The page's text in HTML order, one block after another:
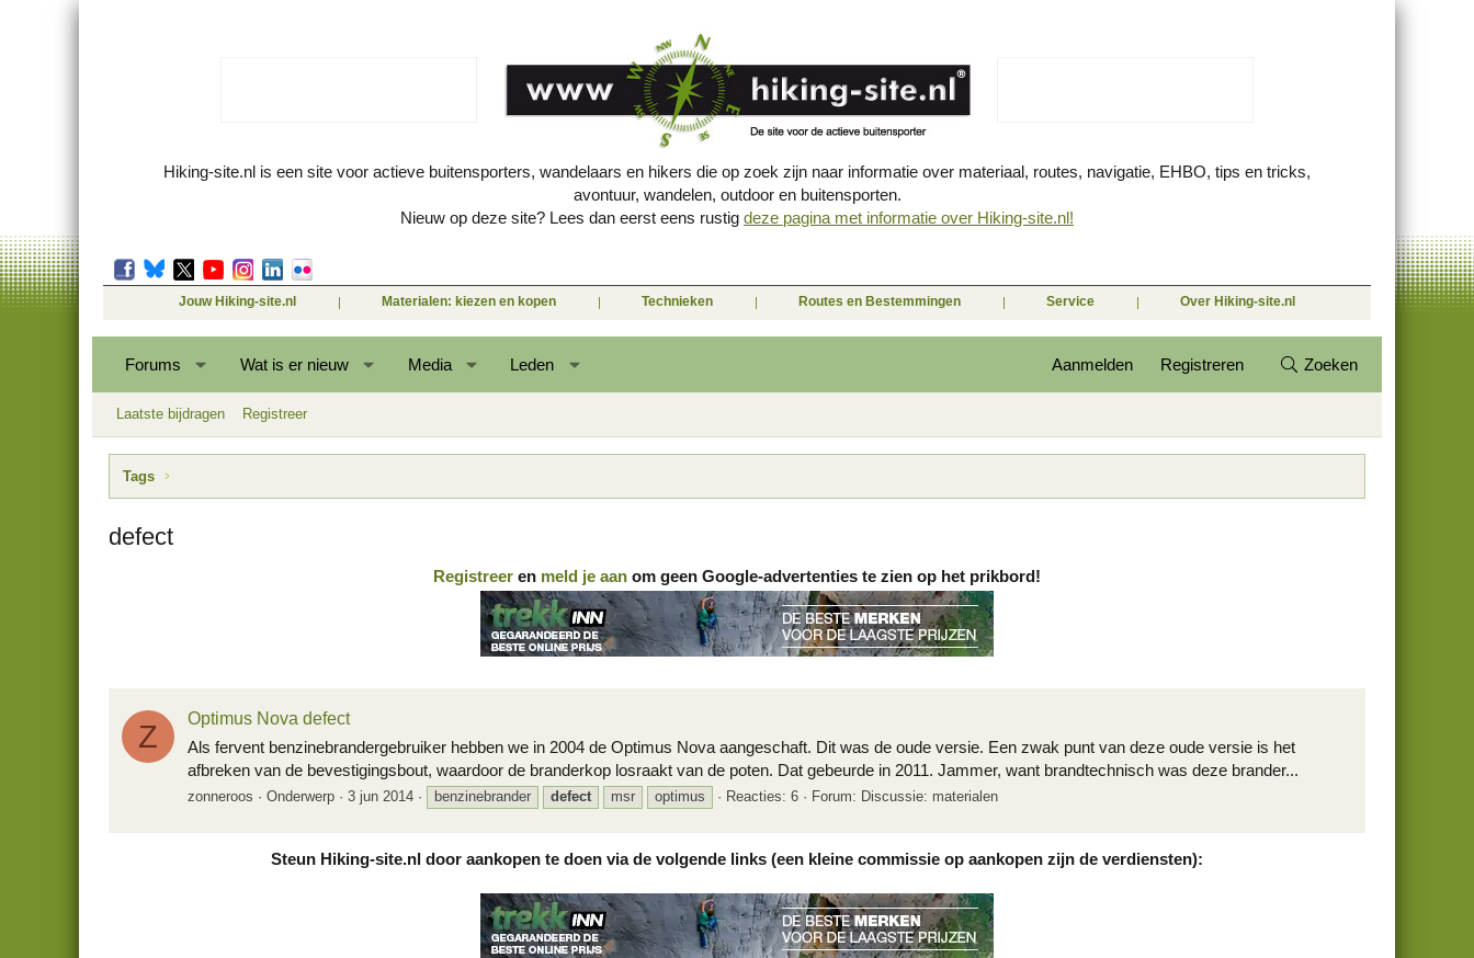
Hiking-site.nl is een site voor actieve buitensporters, wandelaars en hikers die op zoek zijn naar informatie over materiaal, routes, navigatie, EHBO, tips en tricks,
avontuur, wandelen, outdoor en buitensporten.
Nieuw op deze site? Lees dan eerst eens rustig deze pagina met informatie over Hiking-site.nl!
Jouw Hiking-site.nl Materialen: kiezen en kopen Technieken Routes en Bestemmingen Service Over Hiking-site.nl
Forums Wat is er nieuw Media Leden Aanmelden Registreren Zoeken
Laatste bijdragen Registreer
Tags
defect
Registreer en meld je aan om geen Google-advertenties te zien op het prikbord!
Z
Optimus Nova defect
Als fervent benzinebrandergebruiker hebben we in 2004 de Optimus Nova aangeschaft. Dit was de oude versie. Een zwak punt van deze oude versie is het
afbreken van de bevestigingsbout, waardoor de branderkop losraakt van de poten. Dat gebeurde in 2011. Jammer, want brandtechnisch was deze brander...
zonneroos Onderwerp 3 jun 2014 benzinebrander defect msr optimus Reacties: 6 Forum: Discussie: materialen
Steun Hiking-site.nl door aankopen te doen via de volgende links (een kleine commissie op aankopen zijn de verdiensten):